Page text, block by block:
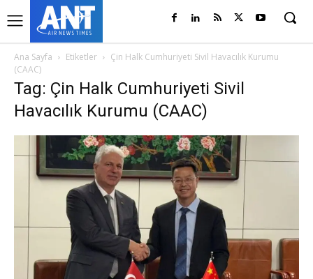
Ana Sayfa Etiketler
Çin Halk Cumhuriyeti Sivil Havacılık Kurumu
(CAAC)
Tag: Çin Halk Cumhuriyeti Sivil
Havacılık Kurumu (CAAC)